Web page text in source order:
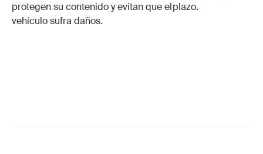
protegen su contenido y evitan que el
vehículo sufra daños.
plazo.